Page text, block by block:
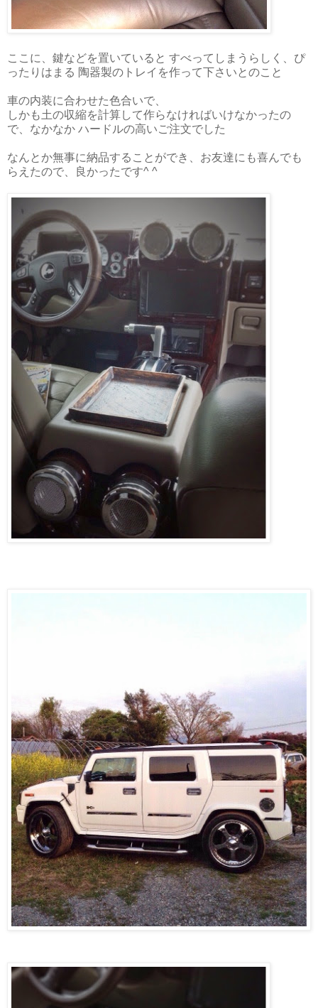
ここに、鍵などを置いていると すべってしまうらしく、ぴ
ったりはまる 陶器製のトレイを作って下さいとのこと
車の内装に合わせた色合いで、
しかも土の収縮を計算して作らなければいけなかったの
で、なかなか ハードルの高いご注文でした
なんとか無事に納品することができ、お友達にも喜んでも
らえたので、良かったです^ ^